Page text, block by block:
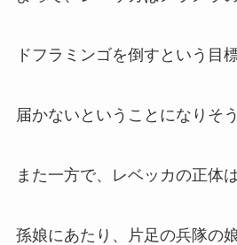
ドフラミンゴを倒すという目
届かないということになりそう
また一方で、レベッカの正体
孫娘にあたり、片足の兵隊の